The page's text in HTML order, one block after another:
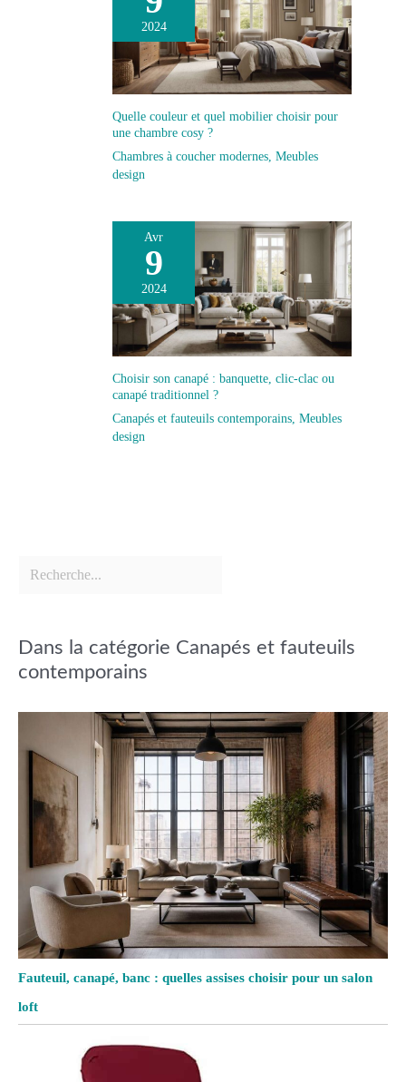
2024
Quelle couleur et quel mobilier choisir pour
une chambre cosy ?
Chambres à coucher modernes Meubles
design
Avr
9
2024
Choisir son canapé : banquette, clic-clac ou
canapé traditionnel ?
Canapés et fauteuils contemporains, Meubles
design
Dans la catégorie Canapés et fauteuils
contemporains
Fauteuil, canapé, banc : quelles assises choisir pour un salon
loft